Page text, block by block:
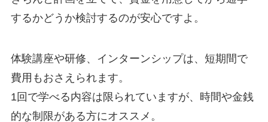
するかどうか検討するのが安心ですよ。
体験講座や研修、インターンシップは、 短期間で
費用もおさえられます。
1回で学べる内容は限られていますが、時間や金銭
的な制限がある方にオススメ。